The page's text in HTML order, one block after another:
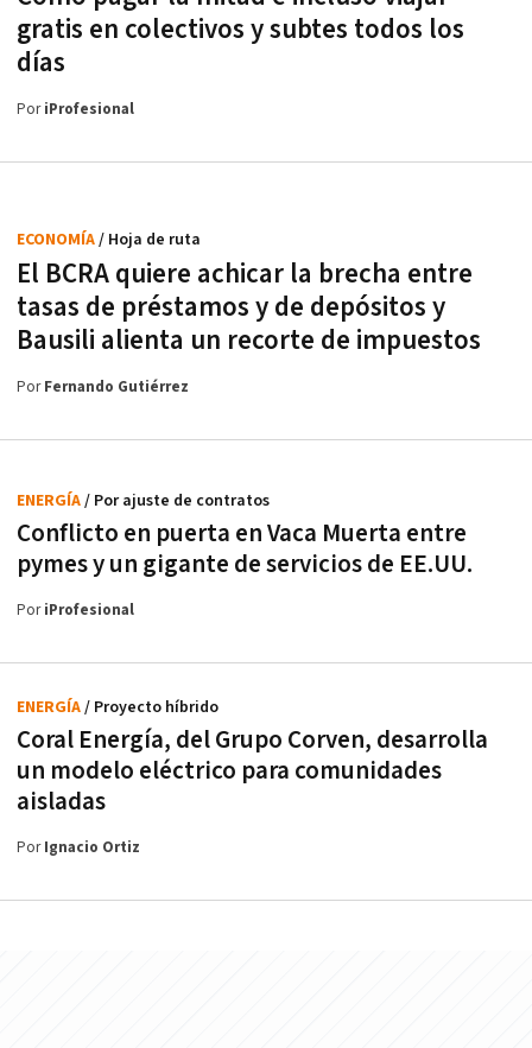
gratis en colectivos y subtes todos los
días
PoriProfesional
El BCRA quiere achicar la brecha entre
tasas de préstamos y de depósitos y
Bausili alienta un recorte de impuestos
ECONOMÍA/ Hoja de ruta
PorFernando Gutiérrez
Conflicto en puerta en Vaca Muerta entre
pymes y un gigante de servicios de EE.UU.
ENERGÍA/ Por ajuste de contratos
PoriProfesional
Coral Energía, del Grupo Corven, desarrolla
un modelo eléctrico para comunidades
aisladas
ENERGÍA/ Proyecto híbrido
PorIgnacio Ortiz